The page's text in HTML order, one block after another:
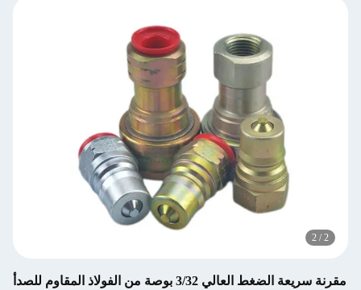
2 / 2
مقرنة سريعة الضغط العالي 3/32 بوصة من الفولاذ المقاوم للصدأ